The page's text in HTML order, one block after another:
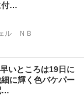
付…
ル　ＮＢ
いところは19日に
に輝く色バケパー
…